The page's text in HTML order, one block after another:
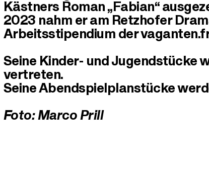
Kästners Roman „Fabian“
2023 nahm er am Retzhofer
Arbeitsstipendium der
Seine Kinder- und Jugendstücke
vertreten.
Seine Abendspielplanstücke
Foto: Marco Prill